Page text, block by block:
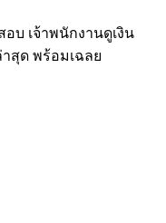
บ เจ้าพนักงานดูเงิน
สุด พร้อมเฉลย